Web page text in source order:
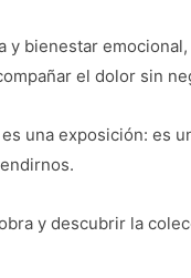
y bienestar
el dolor sin
una exposición: es
y descubrir la